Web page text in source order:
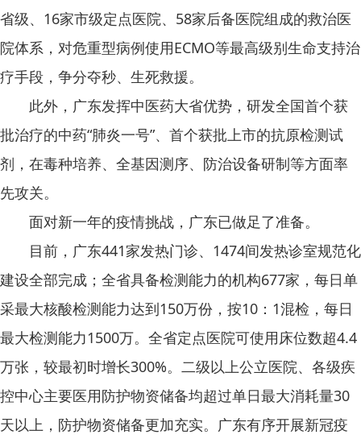
省级、16家市级定点医院、58家后备医院组成的救治医
院体系，对危重型病例使用ECMO等最高级别生命支持治
疗手段，争分夺秒、生死救援。
此外，广东发挥中医药大省优势，研发全国首个获
批治疗的中药“肺炎一号”、首个获批上市的抗原检测试
剂，在毒种培养、全基因测序、防治设备研制等方面率
先攻关。
面对新一年的疫情挑战，广东已做足了准备。
目前，广东441家发热门诊、1474间发热诊室规范化
建设全部完成；全省具备检测能力的机构677家，每日单
采最大核酸检测能力达到150万份，按10：1混检，每日
最大检测能力1500万。全省定点医院可使用床位数超4.4
万张，较最初时增长300%。二级以上公立医院、各级疾
控中心主要医用防护物资储备均超过单日最大消耗量30
天以上，防护物资储备更加充实。广东有序开展新冠疫